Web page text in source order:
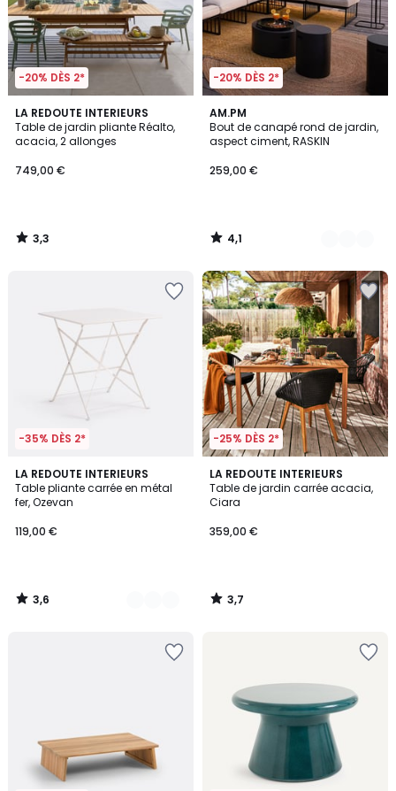
-20% DÈS 2*
LA REDOUTE INTERIEURS
Table de jardin pliante Réalto,
acacia, 2 allonges
749,00 €
3,3
/ 5
3,3
/
-20% DÈS 2*
AM.PM
Bout de canapé rond de jardin,
aspect ciment, RASKIN
259,00 €
4,1
/ 5
2
Couleurs
4,1
/
-35% DÈS 2*
LA REDOUTE INTERIEURS
Table pliante carrée en métal
fer, Ozevan
119,00 €
3,6
/ 5
3
Couleurs
3,6
/
-25% DÈS 2*
LA REDOUTE INTERIEURS
Table de jardin carrée acacia,
Ciara
359,00 €
3,7
/ 5
3,7
/